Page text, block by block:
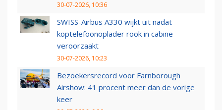
30-07-2026, 10:36
SWISS-Airbus A330 wijkt uit nadat
koptelefoonoplader rook in cabine
veroorzaakt
30-07-2026, 10:23
Bezoekersrecord voor Farnborough
Airshow: 41 procent meer dan de vorige
keer